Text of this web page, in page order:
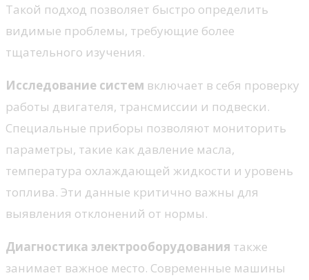
Такой подход позволяет быстро определить
видимые проблемы, требующие более
тщательного изучения.
Исследование систем включает в себя проверку
работы двигателя, трансмиссии и подвески.
Специальные приборы позволяют мониторить
параметры, такие как давление масла,
температура охлаждающей жидкости и уровень
топлива. Эти данные критично важны для
выявления отклонений от нормы.
Диагностика электрооборудования также
занимает важное место. Современные машины